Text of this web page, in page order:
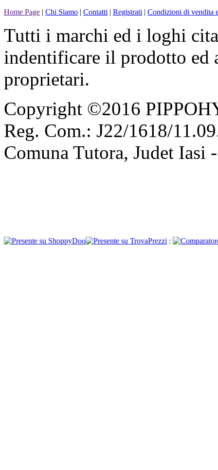
Home Page | Chi Siamo | Contatti | Registrati | Condizioni di vendita
Tutti i marchi ed i loghi
indentificare il prodotto ed
proprietari.
Copyright ©2016
Reg. Com.: J22/1618/
Comuna Tutora, Judet Iasi
: